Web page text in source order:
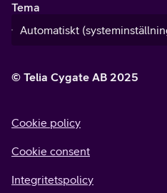
Tema
© Telia Cygate AB 2025
Cookie policy
Cookie consent
Integritetspolicy